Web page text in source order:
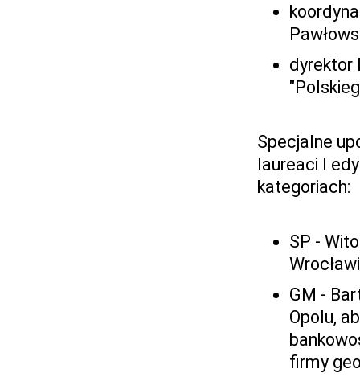
dyrektor
Specjalne
laureaci I
kategoriach:
SP -
GM -
Opolu,
firmy